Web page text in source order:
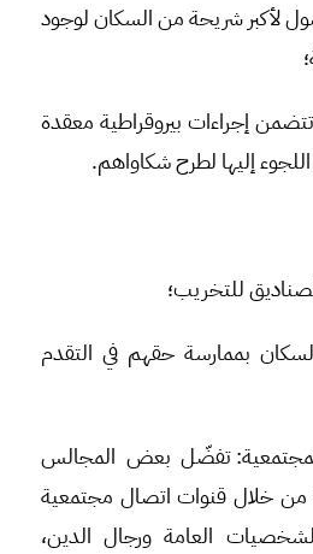
لأكبر شريحة من السكان لوجود
إجراءات بيروقراطية معقدة
إليها لطرح شكاواهم.
للتخريب؛
بممارسة حقهم في التقدم
: تفضّل بعض المجالس
من خلال قنوات اتصال مجتمعية
العامة ورجال الدين،